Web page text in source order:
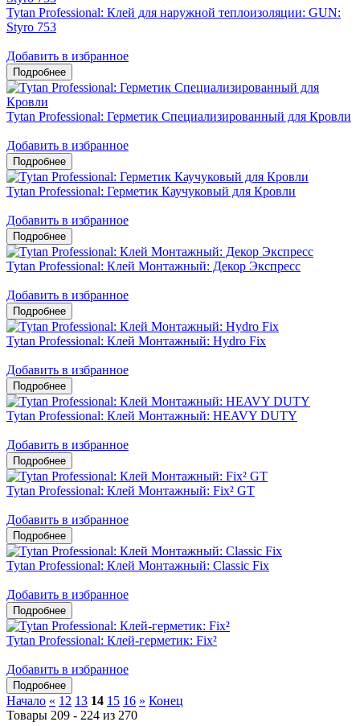
Tytan Professional: Клей для наружной теплоизоляции: GUN:
Styro 753
Добавить в избранное
Tytan Professional: Герметик Специализированный для Кровли
Добавить в избранное
Tytan Professional: Герметик Каучуковый для Кровли
Добавить в избранное
Tytan Professional: Клей Монтажный: Декор Экспресс
Добавить в избранное
Tytan Professional: Клей Монтажный: Hydro Fix
Добавить в избранное
Tytan Professional: Клей Монтажный: HEAVY DUTY
Добавить в избранное
Tytan Professional: Клей Монтажный: Fix² GT
Добавить в избранное
Tytan Professional: Клей Монтажный: Classic Fix
Добавить в избранное
Tytan Professional: Клей-герметик: Fix²
Добавить в избранное
Начало « 12 13 14 15 16 » Конец
Товары 209 - 224 из 270